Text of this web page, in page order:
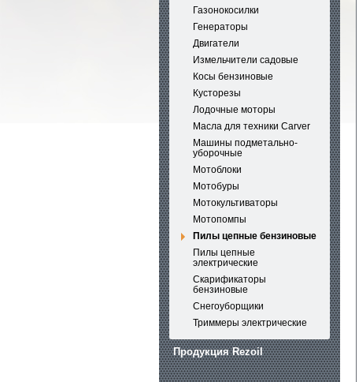
Газонокосилки
Генераторы
Двигатели
Измельчители садовые
Косы бензиновые
Кусторезы
Лодочные моторы
Масла для техники Carver
Машины подметально-
уборочные
Мотоблоки
Мотобуры
Мотокультиваторы
Мотопомпы
Пилы цепные бензиновые
Пилы цепные
электрические
Скарификаторы
бензиновые
Снегоуборщики
Триммеры электрические
Продукция Rezoil